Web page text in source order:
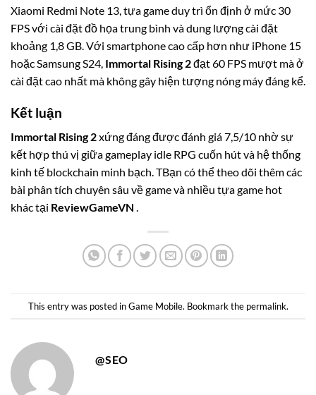
Xiaomi Redmi Note 13, tựa game duy trì ổn định ở mức 30
FPS với cài đặt đồ họa trung bình và dung lượng cài đặt
khoảng 1,8 GB. Với smartphone cao cấp hơn như iPhone 15
hoặc Samsung S24, Immortal Rising 2đạt 60 FPS mượt mà ở
cài đặt cao nhất mà không gây hiện tượng nóng máy đáng kể.
Kết luận
Immortal Rising 2xứng đáng được đánh giá 7,5/10 nhờ sự
kết hợp thú vị giữa gameplay idle RPG cuốn hút và hệ thống
kinh tế blockchain minh bạch. TBạn có thể theo dõi thêm các
bài phân tích chuyên sâu về game và nhiều tựa game hot
khác tại ReviewGameVN .
This entry was posted inGame Mobile. Bookmark the permalink.
@SEO